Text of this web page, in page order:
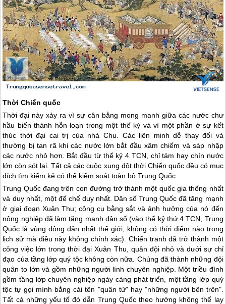
Thời Chiến quốc
Thời đại này xảy ra vì sự cân bằng mong manh giữa các nước chư
hầu biến thành hỗn loạn trong một thế kỷ và vì một phần ở sự kết
thúc thời đại cai trị của nhà Chu. Các liên minh dễ thay đổi và
thường bị tan rã khi các nước lớn bắt đầu xâm chiếm và sáp nhập
các nước nhỏ hơn. Bắt đầu từ thế kỷ 4 TCN, chỉ tám hay chín nước
lớn còn sót lại. Tất cả các cuộc xung đột thời Chiến quốc đều có mục
đích tìm kiếm kẻ có thể kiểm soát toàn bộTrung Quốc
Trung Quốcđang trên con đường trở thành một quốc gia thống nhất
và duy nhất, một đế chế duy nhất. Dân sốTrung Quốc đã tăng mạnh
ở giai đoạn Xuân Thu; công cụ bằng sắt và ảnh hưởng của nó đến
nông nghiệp đã làm tăng mạnh dân số (vào thế kỷ thứ 4 TCN, Trung
Quốc là vùng đông dân nhất thế giới, không có thời điểm nào trong
lịch sử mà điều này không chính xác). Chiến tranh đã trở thành một
công việc lớn trong thời đại Xuân Thu, quân đội nhỏ và dưới sự chỉ
đạo của tầng lớp quý tộc không còn nữa. Chúng đã thành những đội
quân to lớn và gồm những người lính chuyên nghiệp. Một triều đình
gồm tầng lớp chuyên nghiệp ngày càng phát triển, một tầng lớp quý
tộc tự gọi mình bằng cái tên "quân tử" hay "những người bên trên".
Tất cả những yếu tố đó dẫn Trung Quốctheo hướng không thể lay